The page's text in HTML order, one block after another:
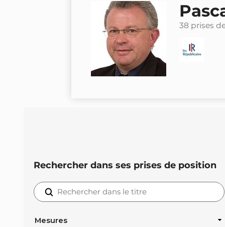
38 prises
Rechercher dans ses prises de position
Mesures